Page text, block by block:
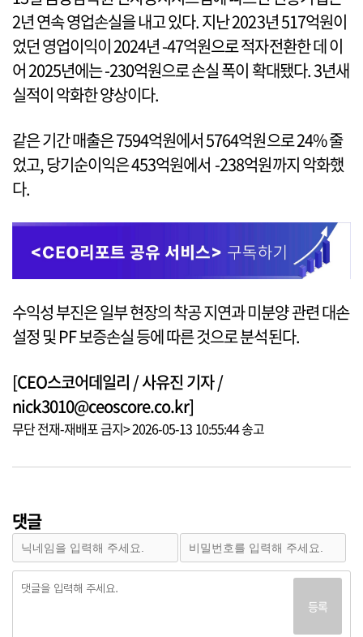
2년 연속 영업손실을 내고 있다. 지난 2023년 517억원이
었던 영업이익이 2024년 -47억원으로 적자전환한 데 이
어 2025년에는 -230억원으로 손실 폭이 확대됐다. 3년새
실적이 악화한 양상이다.
같은 기간 매출은 7594억원에서 5764억원으로 24% 줄
었고, 당기순이익은 453억원에서 -238억원까지 악화했
다.
수익성 부진은 일부 현장의 착공 지연과 미분양 관련 대손
설정 및 PF 보증손실 등에 따른 것으로 분석된다.
[CEO스코어데일리 / 사유진 기자 /
nick3010@ceoscore.co.kr]
무단 전재-재배포 금지> 2026-05-13 10:55:44 송고
댓글
등록